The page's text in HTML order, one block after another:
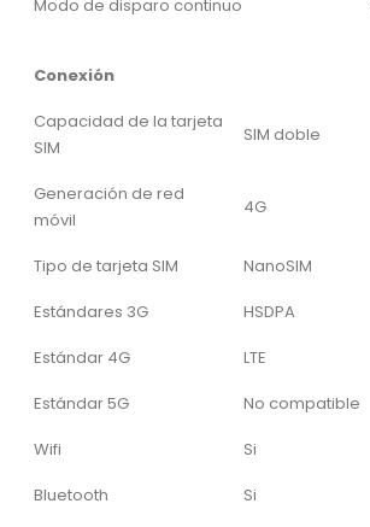
Modo de disparo continuo
Conexión
Capacidad de la tarjeta
SIM
SIM doble
Generación de red
móvil
4G
Tipo de tarjeta SIM
NanoSIM
Estándares 3G
HSDPA
Estándar 4G
LTE
Estándar 5G
No compatible
Wifi
Si
Bluetooth
Si